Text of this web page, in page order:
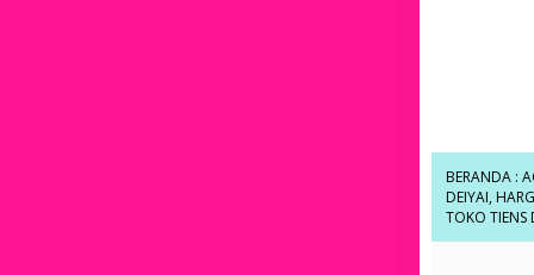
BERANDA :
DEIYAI,
TOKO TIENS